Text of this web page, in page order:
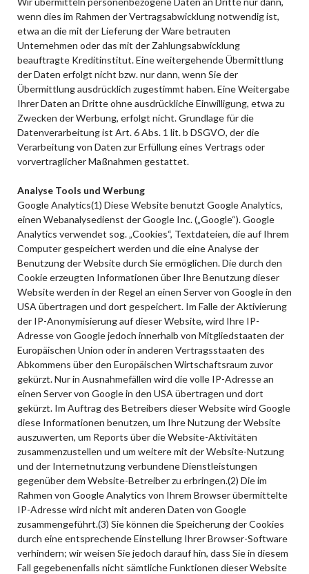
wenn dies im Rahmen der Vertragsabwicklung notwendig ist,
etwa an die mit der Lieferung der Ware betrauten
Unternehmen oder das mit der Zahlungsabwicklung
beauftragte Kreditinstitut. Eine weitergehende Übermittlung
der Daten erfolgt nicht bzw. nur dann, wenn Sie der
Übermittlung ausdrücklich zugestimmt haben. Eine Weitergabe
Ihrer Daten an Dritte ohne ausdrückliche Einwilligung, etwa zu
Zwecken der Werbung, erfolgt nicht. Grundlage für die
Datenverarbeitung ist Art. 6 Abs. 1 lit. b DSGVO, der die
Verarbeitung von Daten zur Erfüllung eines Vertrags oder
vorvertraglicher Maßnahmen gestattet.
Analyse Tools und Werbung
Google Analytics(1) Diese Website benutzt Google Analytics,
einen Webanalysedienst der Google Inc. („Google“). Google
Analytics verwendet sog. „Cookies“, Textdateien, die auf Ihrem
Computer gespeichert werden und die eine Analyse der
Benutzung der Website durch Sie ermöglichen. Die durch den
Cookie erzeugten Informationen über Ihre Benutzung dieser
Website werden in der Regel an einen Server von Google in den
USA übertragen und dort gespeichert. Im Falle der Aktivierung
der IP-Anonymisierung auf dieser Website, wird Ihre IP-
Adresse von Google jedoch innerhalb von Mitgliedstaaten der
Europäischen Union oder in anderen Vertragsstaaten des
Abkommens über den Europäischen Wirtschaftsraum zuvor
gekürzt. Nur in Ausnahmefällen wird die volle IP-Adresse an
einen Server von Google in den USA übertragen und dort
gekürzt. Im Auftrag des Betreibers dieser Website wird Google
diese Informationen benutzen, um Ihre Nutzung der Website
auszuwerten, um Reports über die Website-Aktivitäten
zusammenzustellen und um weitere mit der Website-Nutzung
und der Internetnutzung verbundene Dienstleistungen
gegenüber dem Website-Betreiber zu erbringen.(2) Die im
Rahmen von Google Analytics von Ihrem Browser übermittelte
IP-Adresse wird nicht mit anderen Daten von Google
zusammengeführt.(3) Sie können die Speicherung der Cookies
durch eine entsprechende Einstellung Ihrer Browser-Software
verhindern; wir weisen Sie jedoch darauf hin, dass Sie in diesem
Fall gegebenenfalls nicht sämtliche Funktionen dieser Website